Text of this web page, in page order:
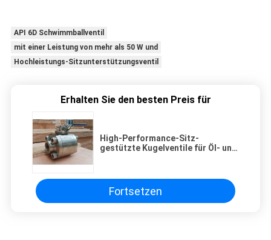
API 6D Schwimmballventil
mit einer Leistung von mehr als 50 W und
Hochleistungs-Sitzunterstützungsventil
Erhalten Sie den besten Preis für
High-Performance-Sitz-
gestützte Kugelventile für Öl- und
Fortsetzen